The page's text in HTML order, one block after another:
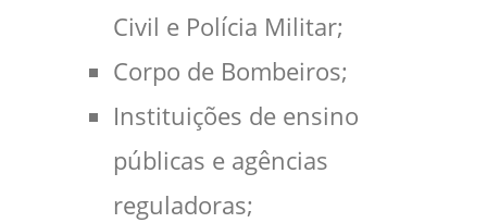
Civil e Polícia Militar;
Corpo de Bombeiros;
Instituições de ensino
públicas e agências
reguladoras;